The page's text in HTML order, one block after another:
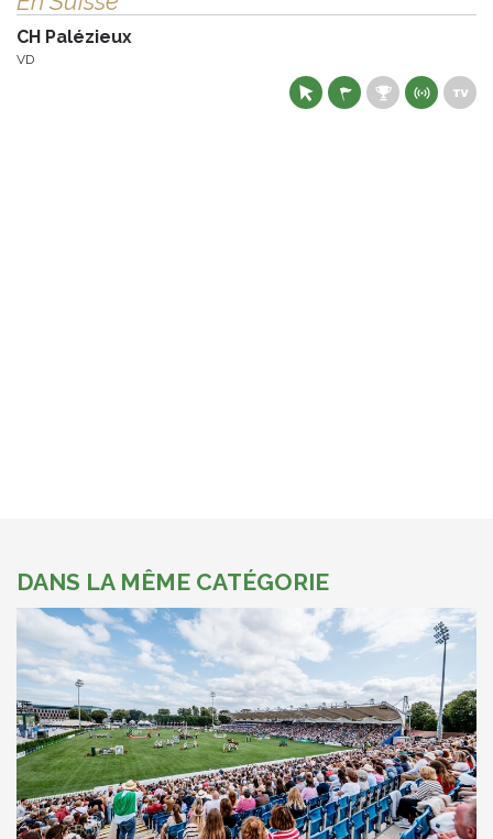
CH Palézieux
VD
DANS LA MÊME CATÉGORIE